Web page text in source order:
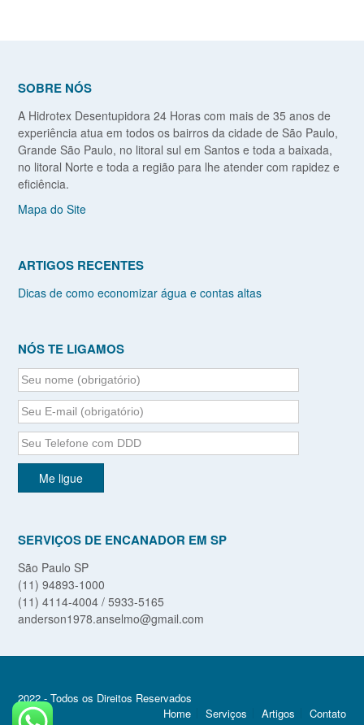
SOBRE NÓS
A Hidrotex Desentupidora 24 Horas com mais de 35 anos de
experiência atua em todos os bairros da cidade de São Paulo,
Grande São Paulo, no litoral sul em Santos e toda a baixada,
no litoral Norte e toda a região para lhe atender com rapidez e
eficiência.
Mapa do Site
ARTIGOS RECENTES
Dicas de como economizar água e contas altas
NÓS TE LIGAMOS
SERVIÇOS DE ENCANADOR EM SP
São Paulo SP
(11) 94893-1000
(11) 4114-4004 / 5933-5165
anderson1978.anselmo@gmail.com
2022 - Todos os Direitos Reservados
Home
Serviços Artigos Contato